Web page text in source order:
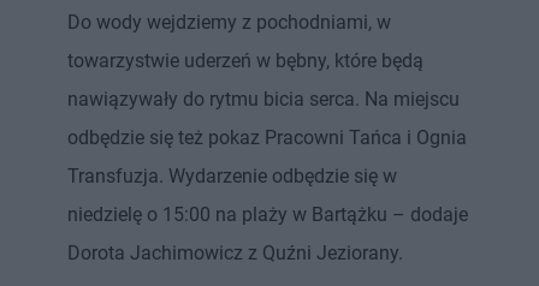
Do wody wejdziemy z pochodniami, w
towarzystwie uderzeń w bębny, które będą
nawiązywały do rytmu bicia serca. Na miejscu
odbędzie się też pokaz Pracowni Tańca i Ognia
Transfuzja. Wydarzenie odbędzie się w
niedzielę o 15:00 na plaży w Bartążku – dodaje
Dorota Jachimowicz z Quźni Jeziorany.